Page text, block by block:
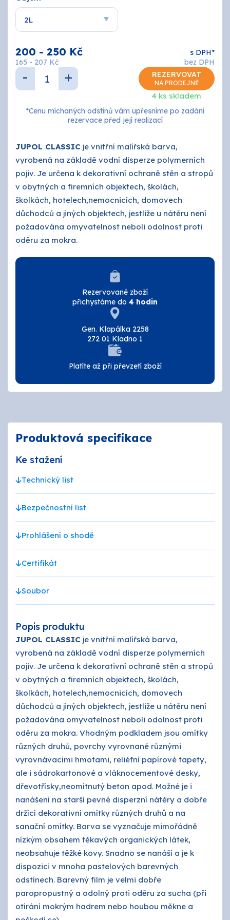
O nás
Kontakty
JUPOL CLASSIC je vnitřní malířská barva,
vyrobená na základě vodní disperze polymerních
pojiv. Je určena k dekorativní ochraně stěn a stropů
v obytných a firemních objektech, školách,
školkách, hotelech,nemocnicích, domovech
důchodců a jiných objektech, jestliže u nátěru není
požadována omyvatelnost neboli odolnost proti
oděru za mokra.
200 - 250 Kč
s DPH*
165 - 207 Kč
bez DPH
- + REZERVOVAT
NA PRODEJNĚ
4 ks skladem
*Cenu míchaných odstínů vám upřesníme po zadání
rezervace před její realizací
Rezervované zboží
přichystáme do 4 hodin
Gen. Klapálka 2258
272 01 Kladno 1
Platíte až při převzetí zboží
Produktová specifikace
Ke stažení
Technický list
Bezpečnostní list
Prohlášení o shodě
Certifikát
Soubor
Popis produktu
JUPOL CLASSIC je vnitřní malířská barva,
vyrobená na základě vodní disperze polymerních
pojiv. Je určena k dekorativní ochraně stěn a stropů
v obytných a firemních objektech, školách,
školkách, hotelech,nemocnicích, domovech
důchodců a jiných objektech, jestliže u nátěru není
požadována omyvatelnost neboli odolnost proti
oděru za mokra. Vhodným podkladem jsou omítky
různých druhů, povrchy vyrovnané různými
vyrovnávacími hmotami, reliéfní papírové tapety,
ale i sádrokartonové a vláknocementové desky,
dřevotřísky,neomítnutý beton apod. Možné je i
nanášení na starší pevné disperzní nátěry a dobře
držící dekorativní omítky různých druhů a na
sanační omítky. Barva se vyznačuje mimořádně
nízkým obsahem těkavých organických látek,
neobsahuje těžké kovy. Snadno se nanáší a je k
dispozici v mnoha pastelových barevných
odstínech. Barevný film je velmi dobře
paropropustný a odolný proti oděru za sucha (při
otírání mokrým hadrem nebo houbou měkne a